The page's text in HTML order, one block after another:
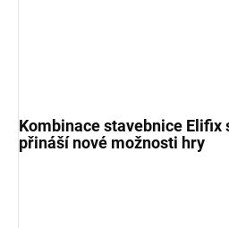
Kombinace stavebnice Elifix
přináší nové možnosti hry